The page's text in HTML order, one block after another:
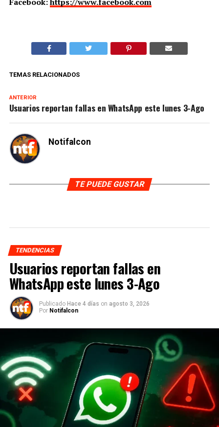
TEMAS RELACIONADOS
ANTERIOR
Usuarios reportan fallas en WhatsApp este lunes 3-Ago
Notifalcon
TE PUEDE GUSTAR
TENDENCIAS
Usuarios reportan fallas en
WhatsApp este lunes 3-Ago
Publicado Hace 4 días on agosto 3, 2026
Por Notifalcon